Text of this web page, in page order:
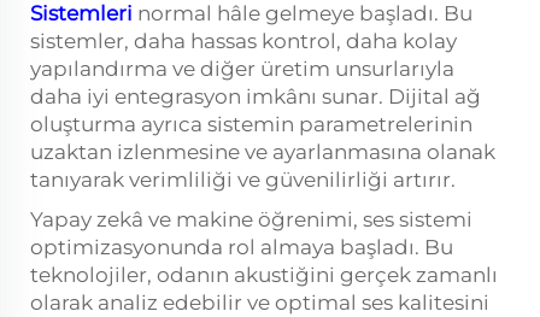
Sistemleri normal hâle gelmeye başladı. Bu
sistemler, daha hassas kontrol, daha kolay
yapılandırma ve diğer üretim unsurlarıyla
daha iyi entegrasyon imkânı sunar. Dijital ağ
oluşturma ayrıca sistemin parametrelerinin
uzaktan izlenmesine ve ayarlanmasına olanak
tanıyarak verimliliği ve güvenilirliği artırır.
Yapay zekâ ve makine öğrenimi, ses sistemi
optimizasyonunda rol almaya başladı. Bu
teknolojiler, odanın akustiğini gerçek zamanlı
olarak analiz edebilir ve optimal ses kalitesini